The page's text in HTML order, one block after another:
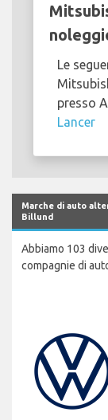
Le
presso
Lancer
Marche di auto
Billund
Abbiamo 103
compagnie di